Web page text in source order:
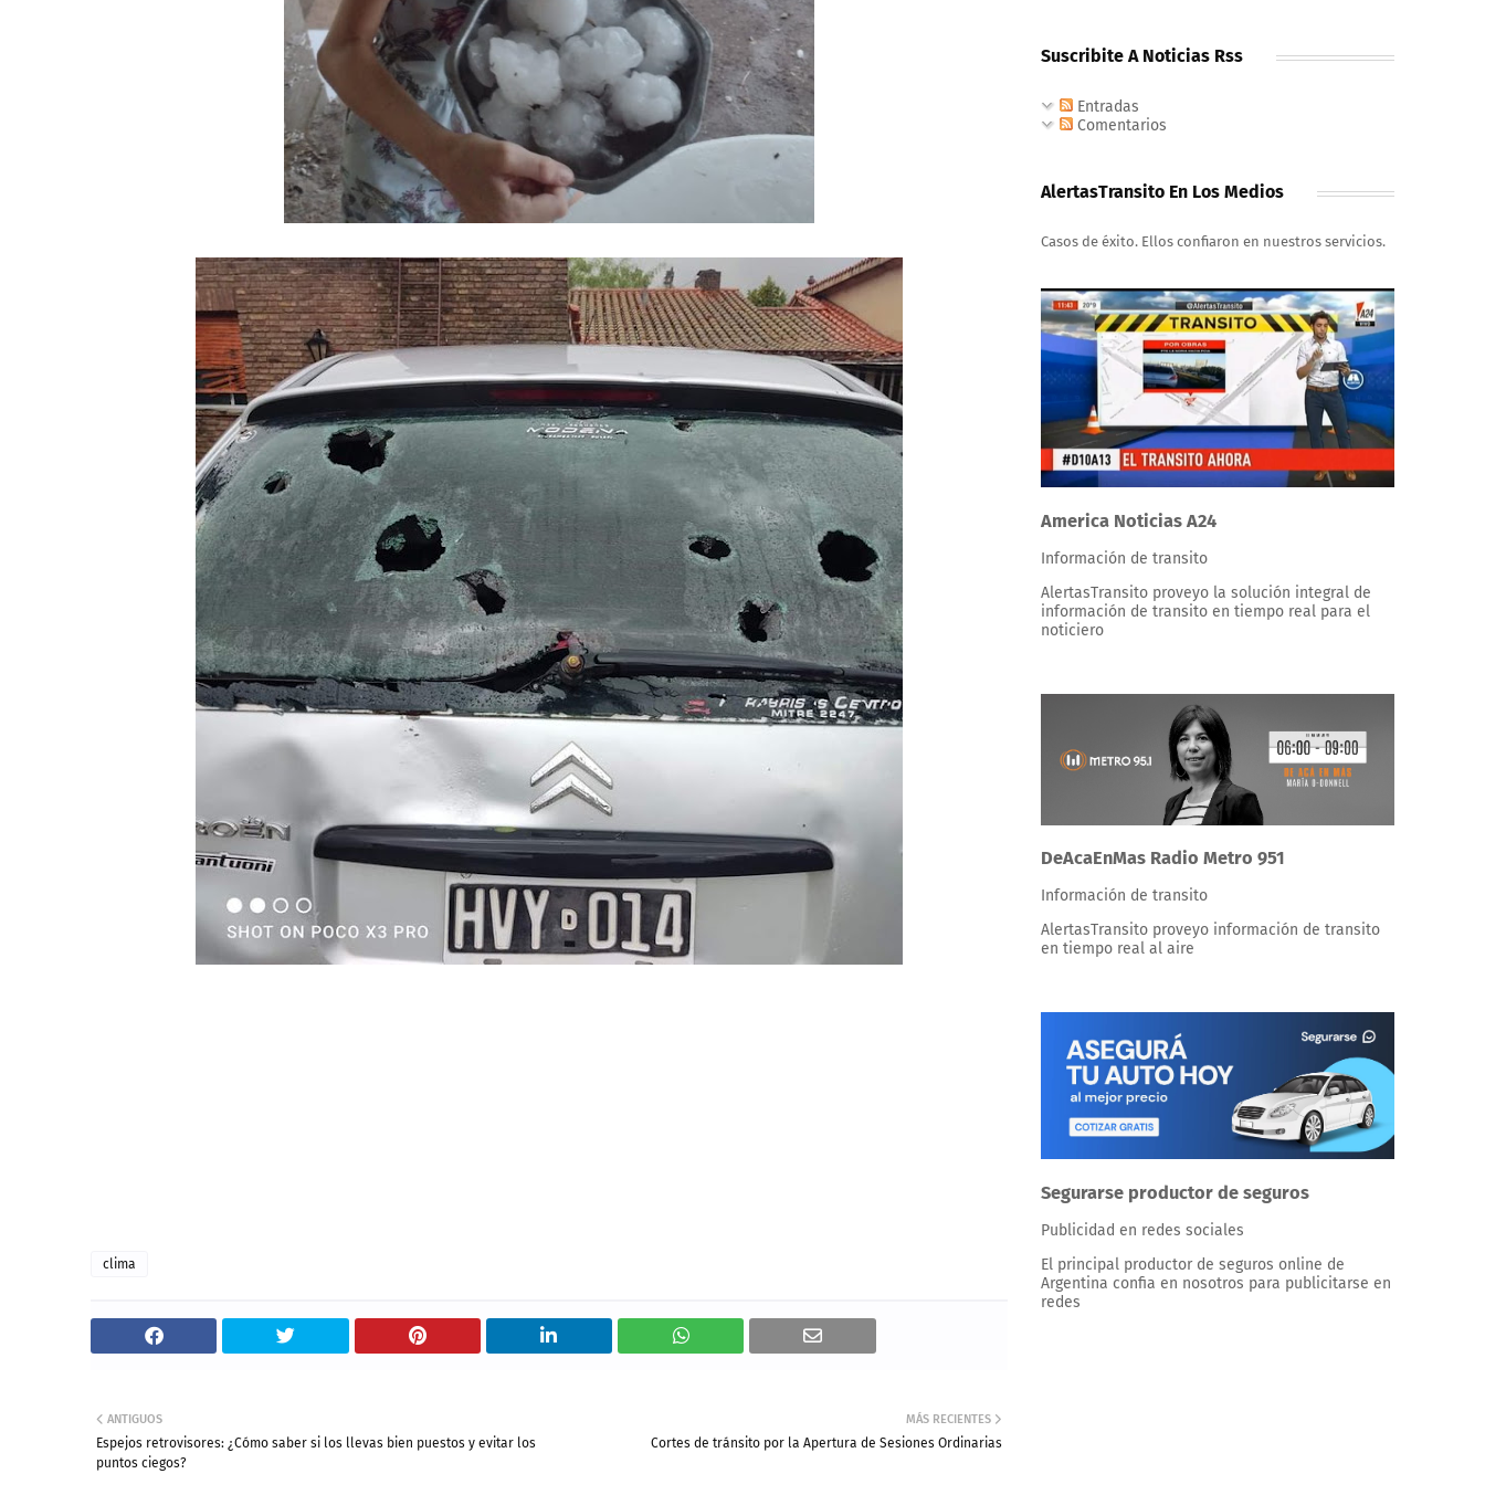
clima
MÁS RECIENTES
Cortes de tránsito por la Apertura de Sesiones Ordinarias
ANTIGUOS
Espejos retrovisores: ¿Cómo saber si los llevas bien puestos y evitar los
puntos ciegos?
Suscribite A Noticias Rss
Entradas
Comentarios
AlertasTransito En Los Medios
Casos de éxito. Ellos confiaron en nuestros servicios.
America Noticias A24
Información de transito
AlertasTransito proveyo la solución integral de
información de transito en tiempo real para el
noticiero
DeAcaEnMas Radio Metro 951
Información de transito
AlertasTransito proveyo información de transito
en tiempo real al aire
Segurarse productor de seguros
Publicidad en redes sociales
El principal productor de seguros online de
Argentina confia en nosotros para publicitarse en
redes